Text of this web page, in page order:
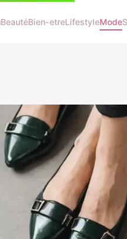
BeautéBien-etreLifestyleMode